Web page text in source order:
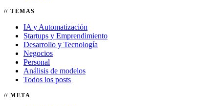
TEMAS
IA y Automatización
Startups y Emprendimiento
Desarrollo y Tecnología
Negocios
Personal
Análisis de modelos
Todos los posts
META